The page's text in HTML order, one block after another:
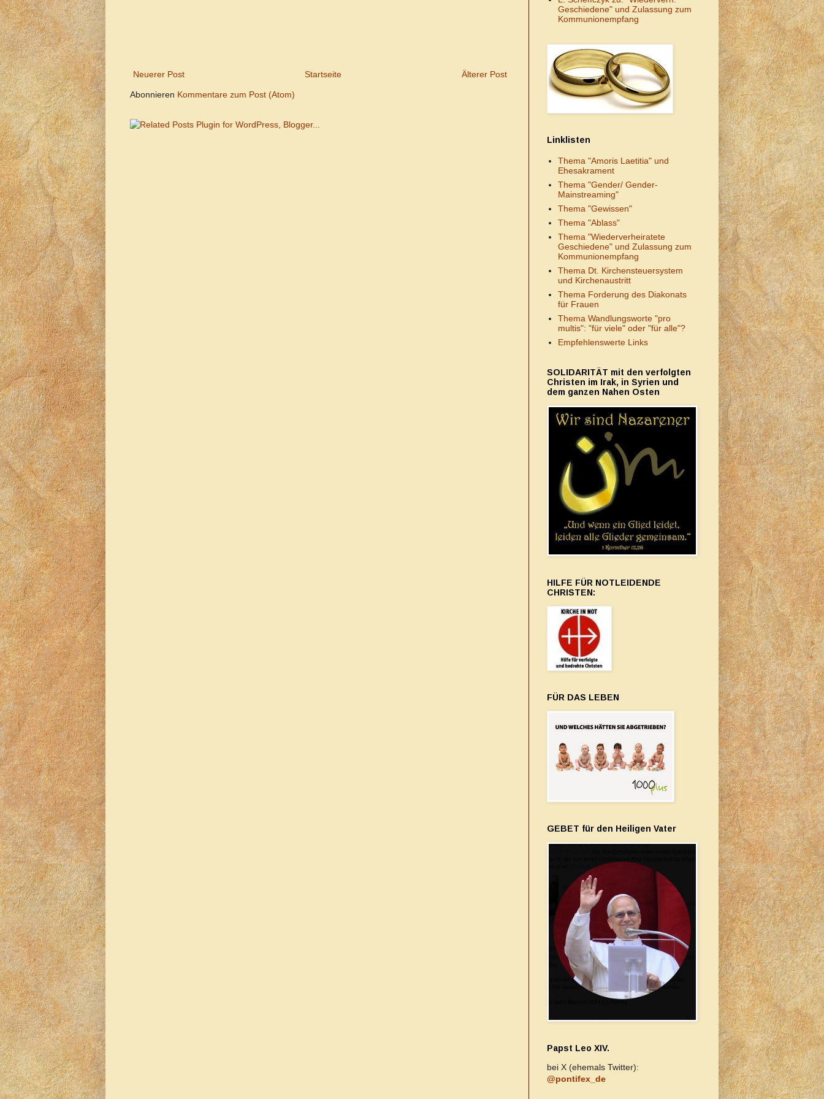
Neuerer Post Älterer Post
Startseite
Abonnieren Kommentare zum Post (Atom)
Geschiedene" und Zulassung zum
Kommunionempfang
Linklisten
Thema "Amoris Laetitia" und
Ehesakrament
Thema "Gender/ Gender-
Mainstreaming"
Thema "Gewissen"
Thema "Ablass"
Thema "Wiederverheiratete
Geschiedene" und Zulassung zum
Kommunionempfang
Thema Dt. Kirchensteuersystem
und Kirchenaustritt
Thema Forderung des Diakonats
für Frauen
Thema Wandlungsworte "pro
multis": "für viele" oder "für alle"?
Empfehlenswerte Links
SOLIDARITÄT mit den verfolgten
Christen im Irak, in Syrien und
dem ganzen Nahen Osten
HILFE FÜR NOTLEIDENDE
CHRISTEN:
FÜR DAS LEBEN
GEBET für den Heiligen Vater
Papst Leo XIV.
bei X (ehemals Twitter):
@pontifex_de